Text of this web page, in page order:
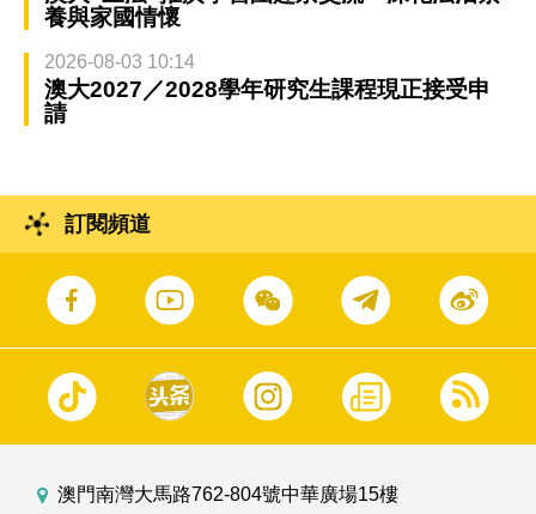
養與家國情懷
2026-08-03 10:14
澳大2027／2028學年研究生課程現正接受申
請
訂閱頻道
澳門南灣大馬路762-804號中華廣場15樓